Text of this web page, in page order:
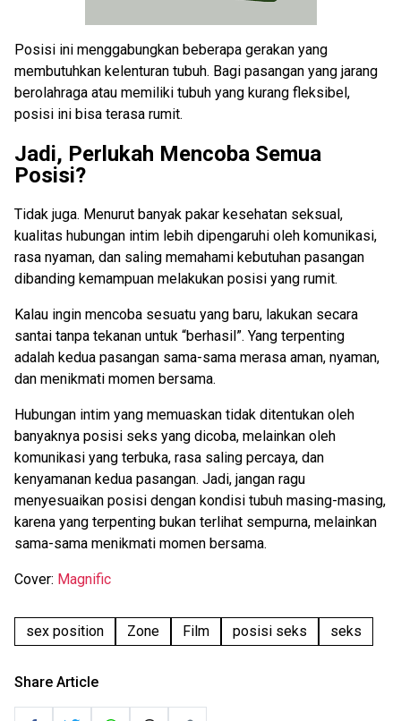
Posisi ini menggabungkan beberapa gerakan yang
membutuhkan kelenturan tubuh. Bagi pasangan yang jarang
berolahraga atau memiliki tubuh yang kurang fleksibel,
posisi ini bisa terasa rumit.
Jadi, Perlukah Mencoba Semua
Posisi?
Tidak juga. Menurut banyak pakar kesehatan seksual,
kualitas hubungan intim lebih dipengaruhi oleh komunikasi,
rasa nyaman, dan saling memahami kebutuhan pasangan
dibanding kemampuan melakukan posisi yang rumit.
Kalau ingin mencoba sesuatu yang baru, lakukan secara
santai tanpa tekanan untuk “berhasil”. Yang terpenting
adalah kedua pasangan sama-sama merasa aman, nyaman,
dan menikmati momen bersama.
Hubungan intim yang memuaskan tidak ditentukan oleh
banyaknya posisi seks yang dicoba, melainkan oleh
komunikasi yang terbuka, rasa saling percaya, dan
kenyamanan kedua pasangan. Jadi, jangan ragu
menyesuaikan posisi dengan kondisi tubuh masing-masing,
karena yang terpenting bukan terlihat sempurna, melainkan
sama-sama menikmati momen bersama.
Cover: Magnific
sex position Zone Film posisi seks seks
Share Article